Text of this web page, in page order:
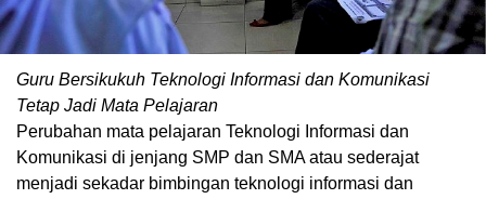
Guru Bersikukuh Teknologi Informasi dan Komunikasi
Tetap Jadi Mata Pelajaran
Perubahan mata pelajaran Teknologi Informasi dan
Komunikasi di jenjang SMP dan SMA atau sederajat
menjadi sekadar bimbingan teknologi informasi dan